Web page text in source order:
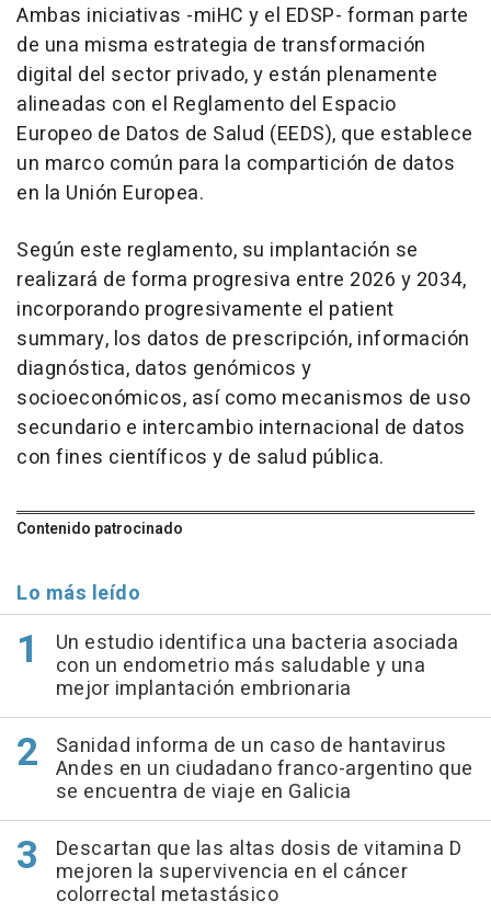
Ambas iniciativas -miHC y el EDSP- forman parte
de una misma estrategia de transformación
digital del sector privado, y están plenamente
alineadas con el Reglamento del Espacio
Europeo de Datos de Salud (EEDS), que establece
un marco común para la compartición de datos
en la Unión Europea.
Según este reglamento, su implantación se
realizará de forma progresiva entre 2026 y 2034,
incorporando progresivamente el patient
summary, los datos de prescripción, información
diagnóstica, datos genómicos y
socioeconómicos, así como mecanismos de uso
secundario e intercambio internacional de datos
con fines científicos y de salud pública.
Contenido patrocinado
Lo más leído
Un estudio identifica una bacteria asociada
con un endometrio más saludable y una
mejor implantación embrionaria
Sanidad informa de un caso de hantavirus
Andes en un ciudadano franco-argentino que
se encuentra de viaje en Galicia
Descartan que las altas dosis de vitamina D
mejoren la supervivencia en el cáncer
colorrectal metastásico